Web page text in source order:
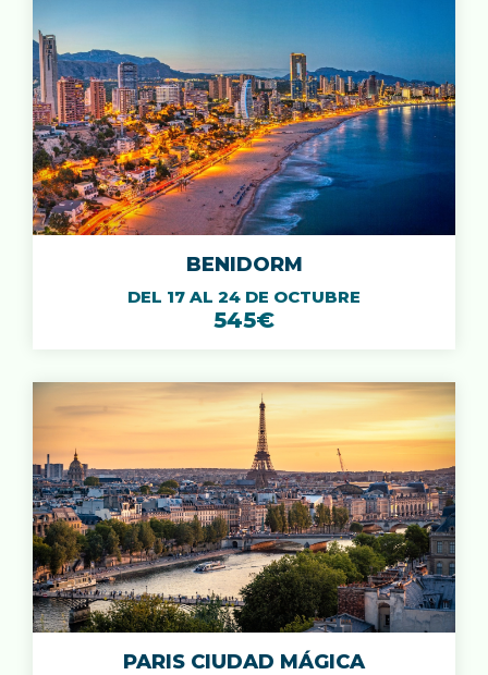
PARIS CIUDAD MÁGICA
BENIDORM
DEL 17 AL 24 DE OCTUBRE
545€